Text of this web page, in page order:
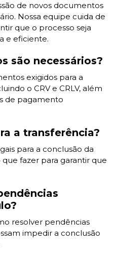
de novos documentos
Nossa equipe cuida de
que o processo seja
e eficiente.
são necessários?
exigidos para a
o CRV e CRLV, além
de pagamento
a transferência?
para a conclusão da
fazer para garantir que
resolver pendências
impedir a conclusão